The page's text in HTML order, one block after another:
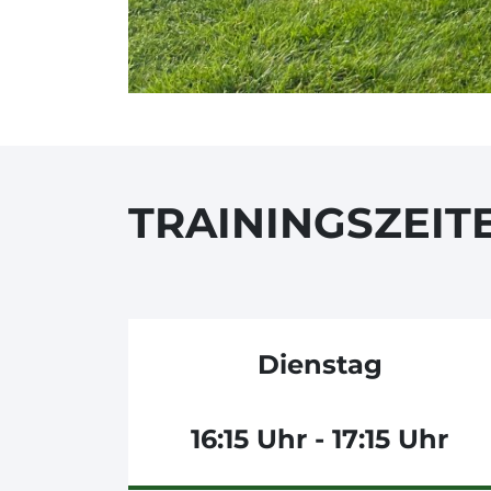
Dienstag
16:15 Uhr - 17:15 Uhr